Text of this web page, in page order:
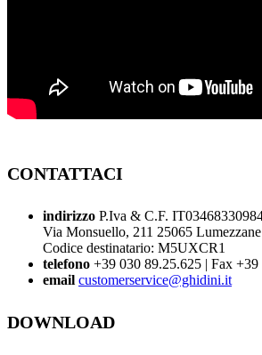
CONTATTACI
indirizzo P.Iva & C.F.
Via Monsuello, 211 25065
Codice destinatario: M5UXCR1
telefono +39 030 89.25.625 | Fax
email customerservice@ghidini.it
DOWNLOAD